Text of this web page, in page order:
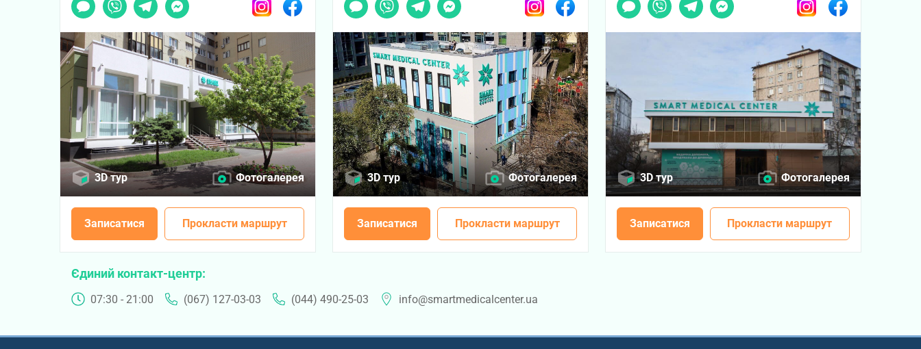
3D тур Фотогалерея
Записатися Прокласти маршрут
3D тур Фотогалерея
Записатися Прокласти маршрут
3D тур Фотогалерея
Записатися Прокласти маршрут
Єдиний контакт-центр
07:30 - 21:00 (067) 127-03-03 (044) 490-25-03 info@smartmedicalcenter.ua